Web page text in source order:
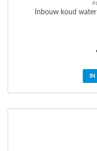
Inbouw koud
IN